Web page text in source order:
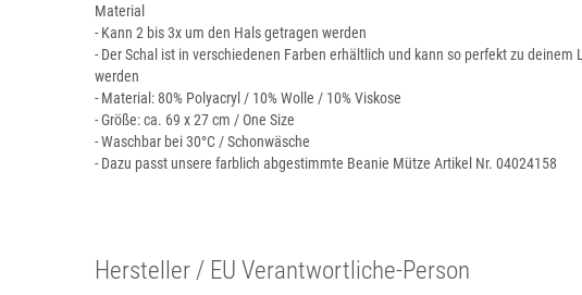
Material
- Kann 2 bis 3x um den Hals getragen werden
- Der Schal ist in verschiedenen Farben erhältlich und kann so perfekt zu deinem
werden
- Material: 80% Polyacryl / 10% Wolle / 10% Viskose
- Größe: ca. 69 x 27 cm / One Size
- Waschbar bei 30°C / Schonwäsche
- Dazu passt unsere farblich abgestimmte Beanie Mütze Artikel Nr. 04024158
Hersteller / EU Verantwortliche-Person